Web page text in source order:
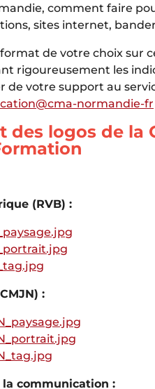
comment faire
sites internet,
de votre choix sur
rigoureusement les
de votre support au
normandie-fr
des logos de la
(RVB) :
:
communication :